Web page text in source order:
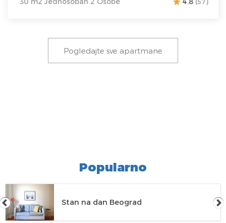
Pogledajte sve apartmane
Popularno
Stan na dan Beograd